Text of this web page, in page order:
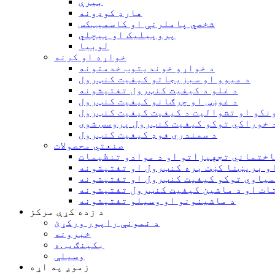
هارډ کوډونه
شخصي پاملرنې او کاسمیټکس
پروپیلیک او پیچلي
لوبیا
خواړه او کرنه
د خواړو خوندیتوب خدمتونه
د میوو او سبزیجاتو کیفیت کنټرول
د غلو د کیفیت کنټرول تفتیشونه
د غوښې او چرګانو کیفیت کنټرول
او تشوالیت د کیفیت کیفیت کنټرول
د خوراکي توکو کیفیت کنټرول پروسس شوی
د سمندري فوډ کیفیت کنټرول
صنعتي محصولات
تجهیزاتو او د موادو تنظیمات
بریښنا کښت بره کنټرول او تفتیشونه
توکو کیفیت کنټرول او تفتیشونه
او د ماشین کیفیت کنټرول تفتیشونه
د ماشینونو او وسیلو تفتیشونه
د زده کړې مرکز
د نمونې راپور ورکړئ
خبرونه
بکینګ ب .ه
وسیلې
زموږ په اړه